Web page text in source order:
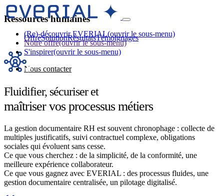
(Re)-découvrir EVERIAL(ouvrir le sous-menu)
Notre offre(ouvrir le sous-menu)
S'inspirer(ouvrir le sous-menu)
Nous contacter
Ressources humaines
OffreSolutionRésultatsTémoignages
Fluidifier, sécuriser et
maîtriser vos processus métiers
La gestion documentaire RH est souvent chronophage : collecte de
multiples justificatifs, suivi contractuel complexe, obligations
sociales qui évoluent sans cesse.
Ce que vous cherchez : de la simplicité, de la conformité, une
meilleure expérience collaborateur.
Ce que vous gagnez avec EVERIAL : des processus fluides, une
gestion documentaire centralisée, un pilotage digitalisé.